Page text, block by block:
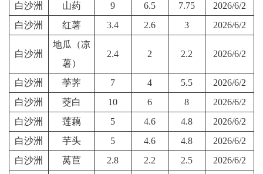
白沙洲
山药 9 6.5 7.75
2026/6/2
白沙洲
红薯 3.4 2.6 3 2026/6/2
白沙洲
地瓜（凉
薯）
2.4 2 2.2 2026/6/2
白沙洲 荸荠 7 4 5.5
2026/6/2
白沙洲
茭白 10 6 8
2026/6/2
白沙洲
莲藕 5 4.6 4.8
2026/6/2
白沙洲
芋头 5 4.6 4.8
2026/6/2
白沙洲
莴苣 2.8 2.2 2.5
2026/6/2